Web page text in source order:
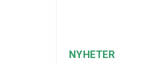
NYHETER